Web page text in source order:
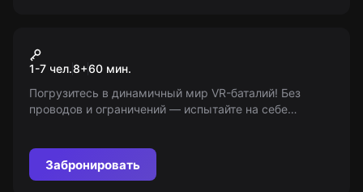
Виртуальная реальность
1-7 чел.8+60 мин.
Погрузитесь в динамичный мир VR-баталий! Без
проводов и ограничений — испытайте на себе
где победа зависит от ловкости и командной работы.
Присоединяйтесь к будущему развлечений уже
Забронировать